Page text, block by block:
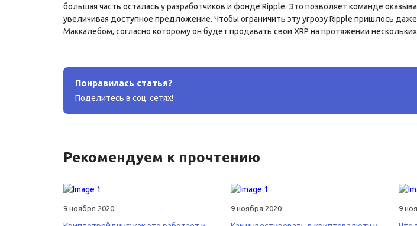
большая часть осталась у разработчиков и фонде Ripple. Это позволяет команде
увеличивая доступное предложение. Чтобы ограничить эту угрозу Ripple пришлось
Маккалебом, согласно которому он будет продавать свои XRP на протяжении
Понравилась статья?
Поделитесь в соц. сетях!
Рекомендуем к прочтению
9 ноября 2020 9 ноября 2020 9